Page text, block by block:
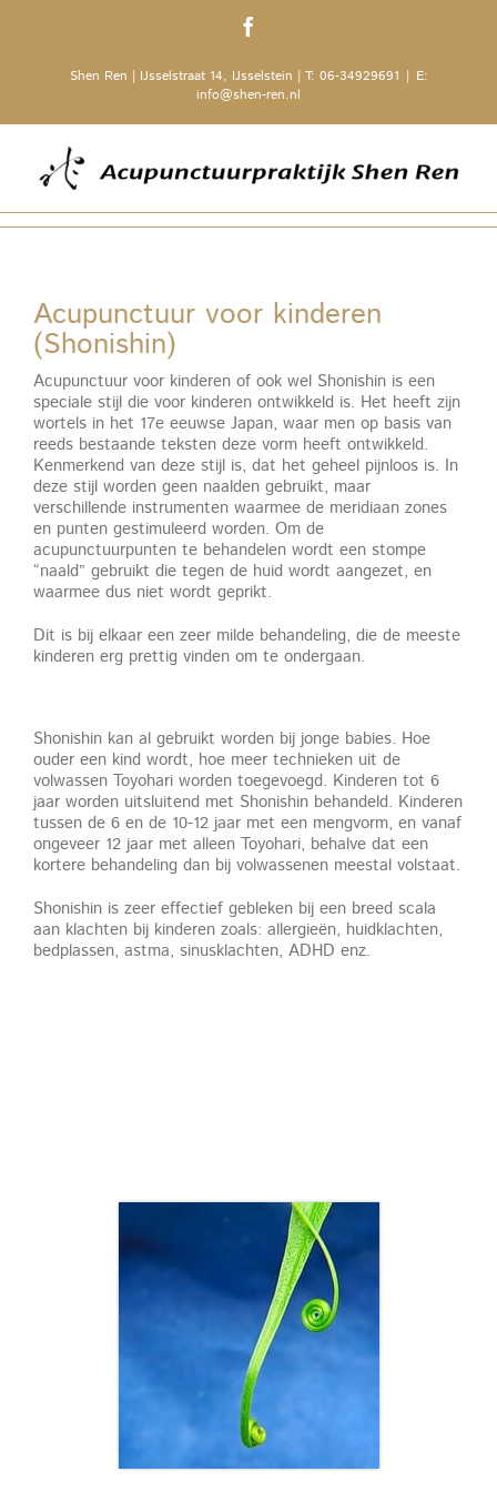
Shen Ren | IJsselstraat 14, IJsselstein | T: 06-34929691 | E:
info@shen-ren.nl
Acupunctuur voor kinderen
(Shonishin)
Acupunctuur voor kinderen of ook wel Shonishin is een
speciale stijl die voor kinderen ontwikkeld is. Het heeft zijn
wortels in het 17e eeuwse Japan, waar men op basis van
reeds bestaande teksten deze vorm heeft ontwikkeld.
Kenmerkend van deze stijl is, dat het geheel pijnloos is. In
deze stijl worden geen naalden gebruikt, maar
verschillende instrumenten waarmee de meridiaan zones
en punten gestimuleerd worden. Om de
acupunctuurpunten te behandelen wordt een stompe
“naald” gebruikt die tegen de huid wordt aangezet, en
waarmee dus niet wordt geprikt.
Dit is bij elkaar een zeer milde behandeling, die de meeste
kinderen erg prettig vinden om te ondergaan.
Shonishin kan al gebruikt worden bij jonge babies. Hoe
ouder een kind wordt, hoe meer technieken uit de
volwassen Toyohari worden toegevoegd. Kinderen tot 6
jaar worden uitsluitend met Shonishin behandeld. Kinderen
tussen de 6 en de 10-12 jaar met een mengvorm, en vanaf
ongeveer 12 jaar met alleen Toyohari, behalve dat een
kortere behandeling dan bij volwassenen meestal volstaat.
Shonishin is zeer effectief gebleken bij een breed scala
aan klachten bij kinderen zoals: allergieën, huidklachten,
bedplassen, astma, sinusklachten, ADHD enz.